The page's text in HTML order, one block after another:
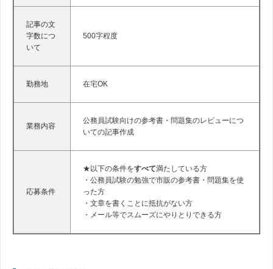
記事の文
字数につ
いて
500字程度
勤務地 在宅OK
業務内容
公務員試験向けの参考書・問題集のレビューにつ
いての記事作成
応募条件
★以下の条件をすべて満たしている方
・公務員試験の勉強で市販の参考書・問題集を使
った方
・文章を書くことに抵抗がない方
・メール等でスムーズにやりとりできる方